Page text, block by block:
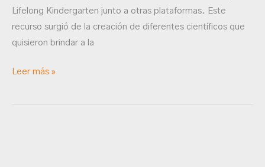
Lifelong Kindergarten junto a otras plataformas. Este
recurso surgió de la creación de diferentes científicos que
quisieron brindar a la
Leer más »